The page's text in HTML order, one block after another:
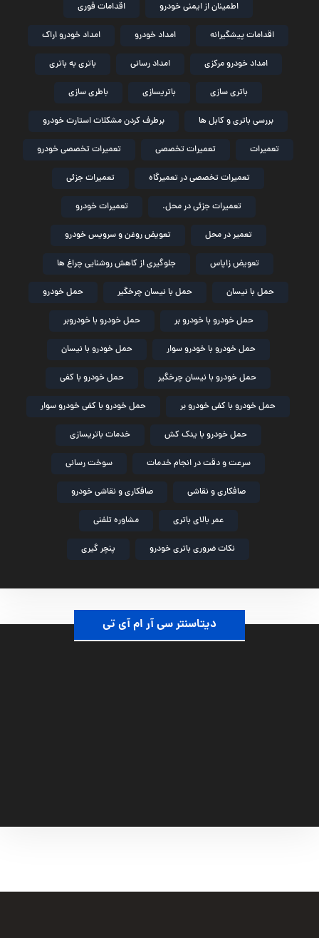
اطمینان از ایمنی خودرو اقدامات فوری
اقدامات پیشگیرانه امداد خودرو امداد خودرو اراک
امداد خودرو مرکزی امداد رسانی باتری به باتری
باتری سازی باتریسازی باطری سازی
بررسی باتری و کابل ها برطرف کردن مشکلات استارت خودرو
تعمیرات تعمیرات تخصصی تعمیرات تخصصی خودرو
تعمیرات تخصصی در تعمیرگاه تعمیرات جزئی
تعمیرات جزئی در محل. تعمیرات خودرو
تعمیر در محل تعویض روغن و سرویس خودرو
تعویض زاپاس جلوگیری از کاهش روشنایی چراغ ها
حمل با نیسان حمل با نیسان چرخگیر حمل خودرو
حمل خودرو با خودرو بر حمل خودرو با خودروبر
حمل خودرو با خودرو سوار حمل خودرو با نیسان
حمل خودرو با نیسان چرخگیر حمل خودرو با کفی
حمل خودرو با کفی خودرو بر حمل خودرو با کفی خودرو سوار
حمل خودرو با یدک کش خدمات باتریسازی
سرعت و دقت در انجام خدمات سوخت رسانی
صافکاری و نقاشی صافکاری و نقاشی خودرو
عمر بالای باتری مشاوره تلفنی
نکات ضروری باتری خودرو پنچر گیری
دیتاسنتر سی آر ام آی تی